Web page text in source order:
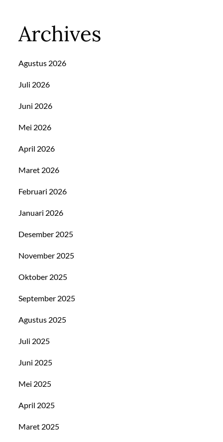
Archives
Agustus 2026
Juli 2026
Juni 2026
Mei 2026
April 2026
Maret 2026
Februari 2026
Januari 2026
Desember 2025
November 2025
Oktober 2025
September 2025
Agustus 2025
Juli 2025
Juni 2025
Mei 2025
April 2025
Maret 2025